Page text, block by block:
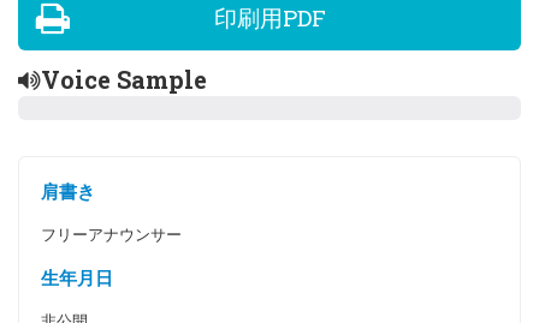
印刷用PDF
Voice Sample
肩書き
フリーアナウンサー
生年月日